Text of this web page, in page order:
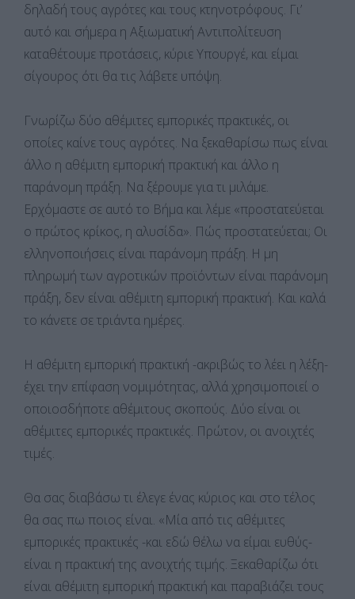
δηλαδή τους αγρότες και τους κτηνοτρόφους. Γι’
αυτό και σήμερα η Αξιωματική Αντιπολίτευση
καταθέτουμε προτάσεις, κύριε Υπουργέ, και είμαι
σίγουρος ότι θα τις λάβετε υπόψη.
Γνωρίζω δύο αθέμιτες εμπορικές πρακτικές, οι
οποίες καίνε τους αγρότες. Να ξεκαθαρίσω πως είναι
άλλο η αθέμιτη εμπορική πρακτική και άλλο η
παράνομη πράξη. Να ξέρουμε για τι μιλάμε.
Ερχόμαστε σε αυτό το Βήμα και λέμε «προστατεύεται
ο πρώτος κρίκος, η αλυσίδα». Πώς προστατεύεται; Οι
ελληνοποιήσεις είναι παράνομη πράξη. Η μη
πληρωμή των αγροτικών προϊόντων είναι παράνομη
πράξη, δεν είναι αθέμιτη εμπορική πρακτική. Και καλά
το κάνετε σε τριάντα ημέρες.
Η αθέμιτη εμπορική πρακτική -ακριβώς το λέει η λέξη-
έχει την επίφαση νομιμότητας, αλλά χρησιμοποιεί ο
οποιοσδήποτε αθέμιτους σκοπούς. Δύο είναι οι
αθέμιτες εμπορικές πρακτικές. Πρώτον, οι ανοιχτές
τιμές.
Θα σας διαβάσω τι έλεγε ένας κύριος και στο τέλος
θα σας πω ποιος είναι. «Μία από τις αθέμιτες
εμπορικές πρακτικές -και εδώ θέλω να είμαι ευθύς-
είναι η πρακτική της ανοιχτής τιμής. Ξεκαθαρίζω ότι
είναι αθέμιτη εμπορική πρακτική και παραβιάζει τους